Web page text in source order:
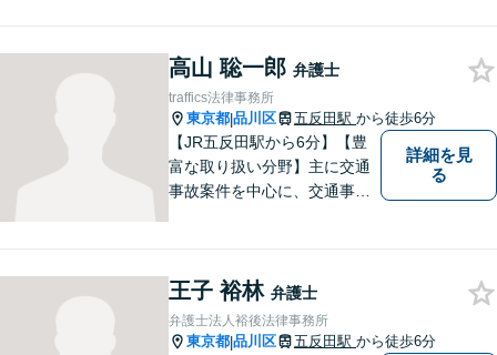
高山 聡一郎 弁護士
traffics法律事務所
東京都|品川区 五反田駅 から徒歩6分
【JR五反田駅から6分】【豊
富な取り扱い分野】主に交通
事故案件を中心に、交通事故
とやお悩みがございました
ら、お気軽にご相談くださ
い。
詳細を見
る
王子 裕林 弁護士
弁護士法人裕後法律事務所
東京都|品川区 五反田駅 から徒歩6分